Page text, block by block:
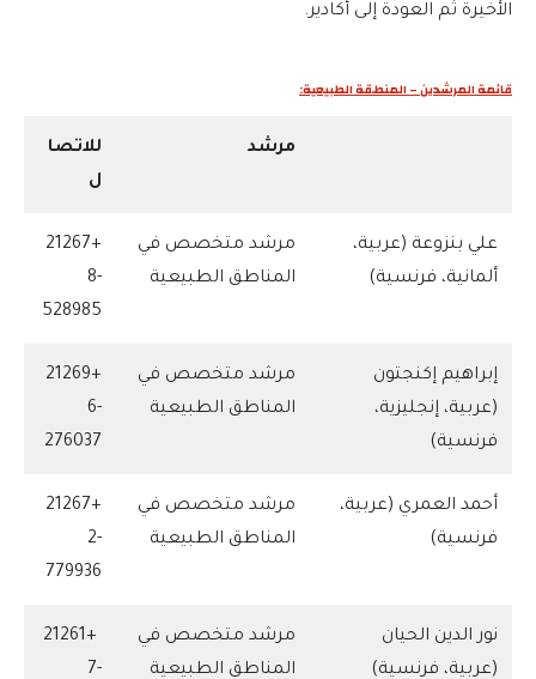
الأخيرة ثم العودة إلى أكادير.
قائمة المرشدين – المنطقة الطبيعية:
مرشد
للاتصا
ل
علي بنزوعة (عربية،
ألمانية، فرنسية)
مرشد متخصص في
المناطق الطبيعية
+21267
8-
528985
إبراهيم إكنجتون
(عربية، إنجليزية،
فرنسية)
مرشد متخصص في
المناطق الطبيعية
+21269
6-
276037
أحمد العمري (عربية،
فرنسية)
مرشد متخصص في
المناطق الطبيعية
+21267
2-
779936
نور الدين الحيان
(عربية، فرنسية)
مرشد متخصص في
المناطق الطبيعية
+21261
7-